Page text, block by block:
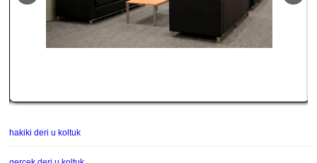
hakiki deri u koltuk